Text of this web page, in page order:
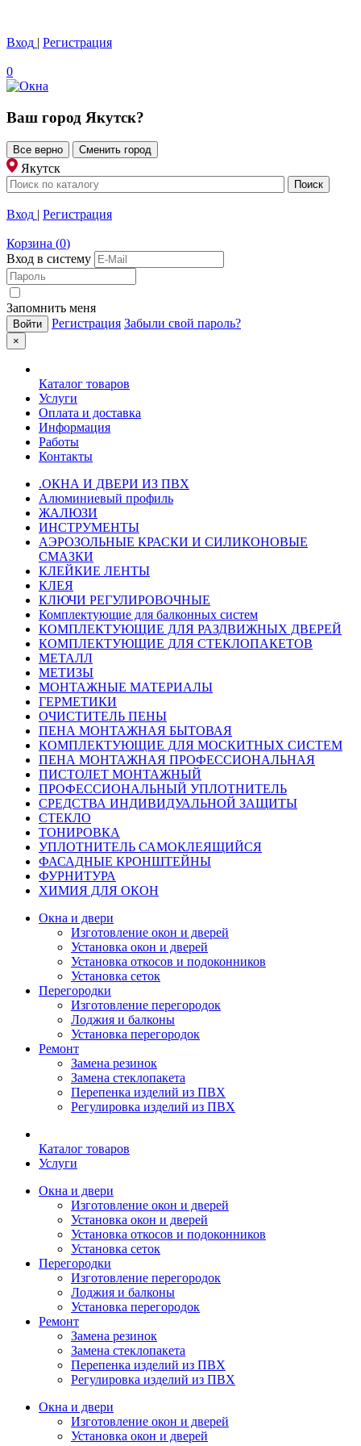
Вход | Регистрация
0
Ваш город Якутск?
Все верно Сменить город
Якутск
Вход | Регистрация
Корзина (0)
Вход в систему
Запомнить меня
Регистрация Забыли свой пароль?
×
Каталог товаров
Услуги
Оплата и доставка
Информация
Работы
Контакты
.ОКНА И ДВЕРИ ИЗ ПВХ
Алюминиевый профиль
ЖАЛЮЗИ
ИНСТРУМЕНТЫ
АЭРОЗОЛЬНЫЕ КРАСКИ И СИЛИКОНОВЫЕ
СМАЗКИ
КЛЕЙКИЕ ЛЕНТЫ
КЛЕЯ
КЛЮЧИ РЕГУЛИРОВОЧНЫЕ
Комплектующие для балконных систем
КОМПЛЕКТУЮЩИЕ ДЛЯ РАЗДВИЖНЫХ ДВЕРЕЙ
КОМПЛЕКТУЮЩИЕ ДЛЯ СТЕКЛОПАКЕТОВ
МЕТАЛЛ
МЕТИЗЫ
МОНТАЖНЫЕ МАТЕРИАЛЫ
ГEPМЕТИКИ
ОЧИСТИТЕЛЬ ПЕНЫ
ПЕНА МОНТАЖНАЯ БЫТОВАЯ
КОМПЛЕКТУЮЩИЕ ДЛЯ МОСКИТНЫХ СИСТЕМ
ПЕНА МОНТАЖНАЯ ПРОФЕССИОНАЛЬНАЯ
ПИСТОЛЕТ МОНТАЖНЫЙ
ПРОФЕССИОНАЛЬНЫЙ УПЛОТНИТЕЛЬ
СРЕДСТВА ИНДИВИДУАЛЬНОЙ ЗАЩИТЫ
СТЕКЛО
ТОНИРОВКА
УПЛОТНИТЕЛЬ САМОКЛЕЯЩИЙСЯ
ФАСАДНЫЕ КРОНШТЕЙНЫ
ФУРНИТУРА
ХИМИЯ ДЛЯ ОКОН
Окна и двери
Изготовление окон и дверей
Установка окон и дверей
Установка откосов и подоконников
Установка сеток
Перегородки
Изготовление перегородок
Лоджия и балконы
Установка перегородок
Ремонт
Замена резинок
Замена стеклопакета
Перепенка изделий из ПВХ
Регулировка изделий из ПВХ
Каталог товаров
Услуги
Окна и двери
Изготовление окон и дверей
Установка окон и дверей
Установка откосов и подоконников
Установка сеток
Перегородки
Изготовление перегородок
Лоджия и балконы
Установка перегородок
Ремонт
Замена резинок
Замена стеклопакета
Перепенка изделий из ПВХ
Регулировка изделий из ПВХ
Окна и двери
Изготовление окон и дверей
Установка окон и дверей